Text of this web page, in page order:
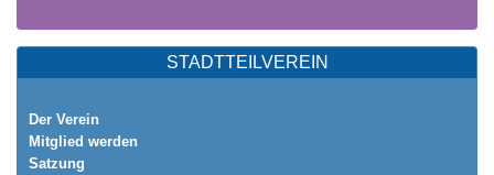
STADTTEILVEREIN
Der Verein
Mitglied werden
Satzung